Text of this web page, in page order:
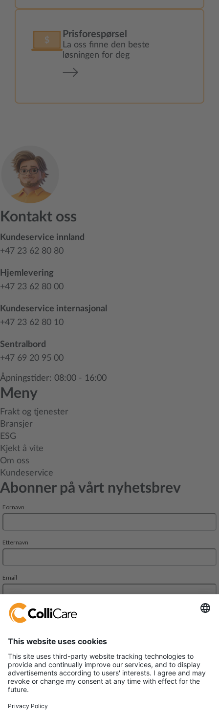
Prisforespørsel
La oss finne den beste
løsningen for deg
Kontakt oss
Kundeservice innland
+47 23 62 80 80
Hjemlevering
+47 23 62 80 00
Kundeservice internasjonal
+47 23 62 80 10
Sentralbord
+47 69 20 95 00
Åpningstider: 08:00 - 16:00
Meny
Frakt og tjenester
Bransjer
ESG
Kjekt å vite
Om oss
Kundeservice
Abonner på vårt nyhetsbrev